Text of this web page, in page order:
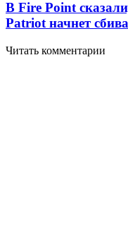
В Fire Point
Patriot начнет
Читать комментарии